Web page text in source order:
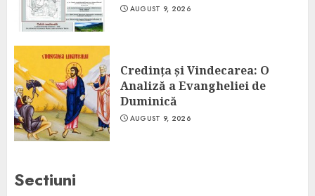
AUGUST 9, 2026
Credința și Vindecarea: O
Analiză a Evangheliei de
Duminică
AUGUST 9, 2026
Sectiuni